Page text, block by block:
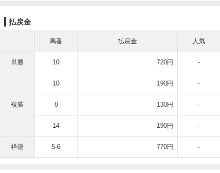
払戻金
馬番 払戻金 人気
単勝 10 720円 -
複勝
10 190円 -
8 130円 -
14 190円 -
枠連 5-6 770円 -